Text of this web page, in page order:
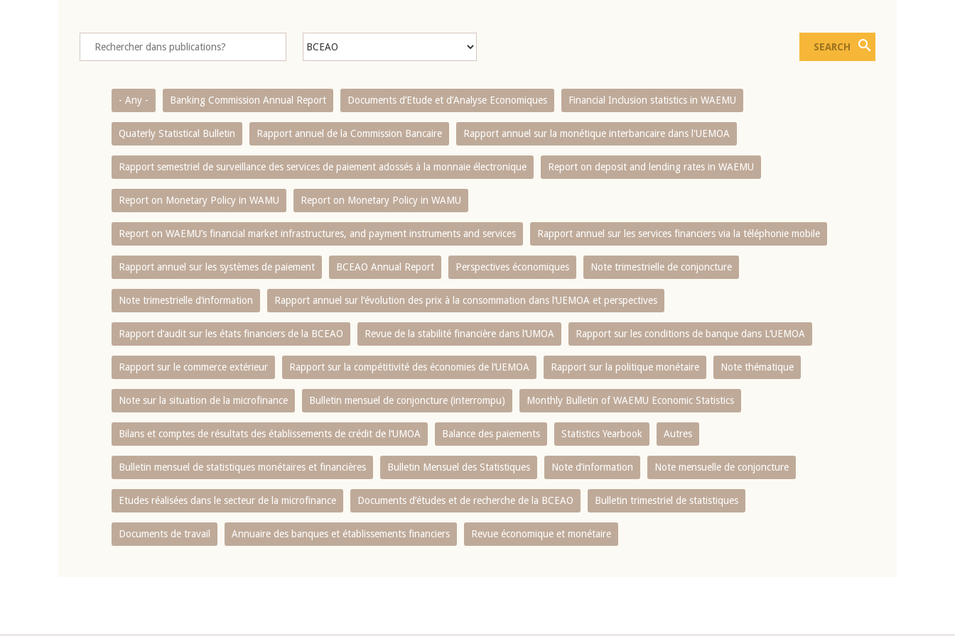
- Any - Banking Commission Annual Report Documents d’Etude et d’Analyse Economiques Financial Inclusion statistics in WAEMU
Quaterly Statistical Bulletin Rapport annuel de la Commission Bancaire Rapport annuel sur la monétique interbancaire dans l'UEMOA
Rapport semestriel de surveillance des services de paiement adossés à la monnaie électronique Report on deposit and lending rates in WAEMU
Report on Monetary Policy in WAMU Report on Monetary Policy in WAMU
Report on WAEMU’s financial market infrastructures, and payment instruments and services Rapport annuel sur les services financiers via la téléphonie mobile
Rapport annuel sur les systèmes de paiement BCEAO Annual Report Perspectives économiques Note trimestrielle de conjoncture
Note trimestrielle d‘information Rapport annuel sur l‘évolution des prix à la consommation dans l‘UEMOA et perspectives
Rapport d‘audit sur les états financiers de la BCEAO Revue de la stabilité financière dans l‘UMOA Rapport sur les conditions de banque dans L‘UEMOA
Rapport sur le commerce extérieur Rapport sur la compétitivité des économies de l‘UEMOA Rapport sur la politique monétaire Note thématique
Note sur la situation de la microfinance Bulletin mensuel de conjoncture (interrompu) Monthly Bulletin of WAEMU Economic Statistics
Bilans et comptes de résultats des établissements de crédit de l‘UMOA Balance des paiements Statistics Yearbook Autres
Bulletin mensuel de statistiques monétaires et financières Bulletin Mensuel des Statistiques Note d’information Note mensuelle de conjoncture
Etudes réalisées dans le secteur de la microfinance Documents d’études et de recherche de la BCEAO Bulletin trimestriel de statistiques
Documents de travail Annuaire des banques et établissements financiers Revue économique et monétaire